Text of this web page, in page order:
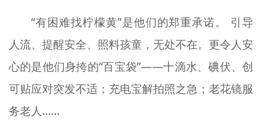
“有困难找柠檬黄”是他们的郑重承诺。 引导
人流、提醒安全、照料孩童，无处不在。更令人安
心的是他们身挎的“百宝袋”——十滴水、碘伏、创
可贴应对突发不适；充电宝解拍照之急；老花镜服
务老人......